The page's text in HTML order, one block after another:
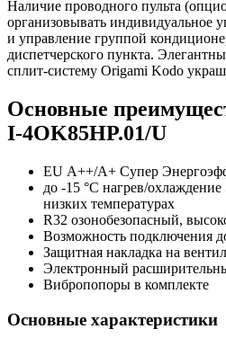
Наличие проводного пульта
организовывать индивидуальное
и управление группой
диспетчерcкого пункта.
сплит-систему Origami Kodo
Основные
I-4OK85HP.01/U
EU А++/А+ Супер
до -15 °С нагрев/
низких температурах
R32 озонобезопасный,
Возможность подключения
Защитная накладка на
Электронный
Вибропопоры в комплекте
Основные характеристики